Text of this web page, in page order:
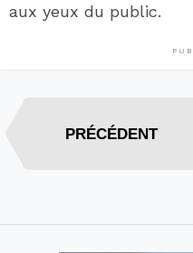
aux yeux du public.
PRÉCÉDENT